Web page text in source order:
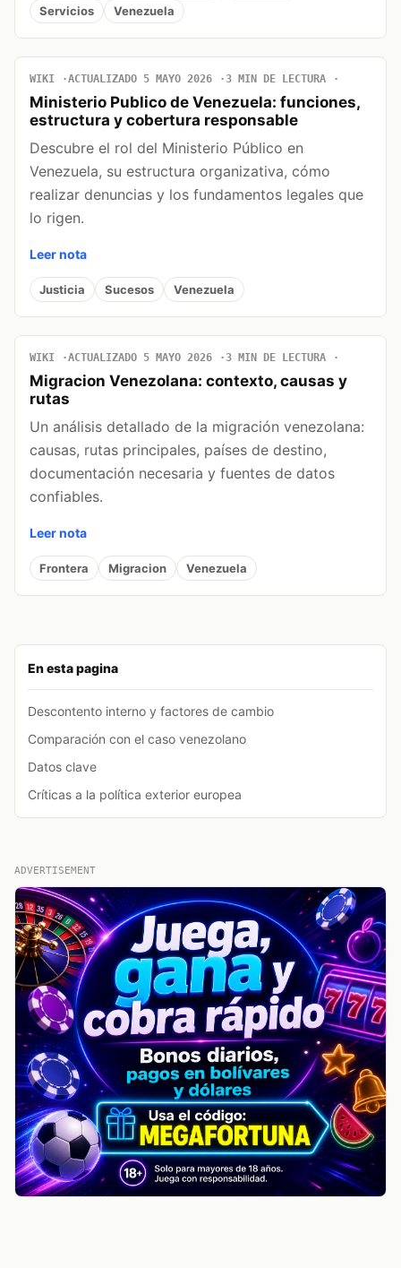
En esta pagina
Descontento interno y factores de cambio
Comparación con el caso venezolano
Datos clave
Críticas a la política exterior europea
Servicios
Venezuela
WIKI ACTUALIZADO 5 MAYO 2026 3 MIN DE LECTURA
Ministerio Publico de Venezuela: funciones,
estructura y cobertura responsable
Descubre el rol del Ministerio Público en
Venezuela, su estructura organizativa, cómo
realizar denuncias y los fundamentos legales que
lo rigen.
Leer nota
Justicia Sucesos Venezuela
WIKI ACTUALIZADO 5 MAYO 2026 3 MIN DE LECTURA
Migracion Venezolana: contexto, causas y
rutas
Un análisis detallado de la migración venezolana:
causas, rutas principales, países de destino,
documentación necesaria y fuentes de datos
confiables.
Leer nota
Frontera Migracion Venezuela
ADVERTISEMENT